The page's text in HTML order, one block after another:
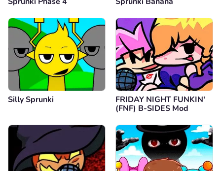
Silly Sprunki
FRIDAY NIGHT FUNKIN'
(FNF) B-SIDES Mod